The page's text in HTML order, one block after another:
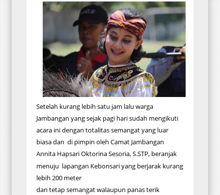
Setelah kurang lebih satu jam lalu warga
Jambangan yang sejak pagi hari sudah mengikuti
acara ini dengan totalitas semangat yang luar
biasa dan di pimpin oleh Camat Jambangan
Annita Hapsari Oktorina Sesoria, S.STP, beranjak
menuju lapangan Kebonsari yang berjarak kurang
lebih 200 meter
dan tetap semangat walaupun panas terik